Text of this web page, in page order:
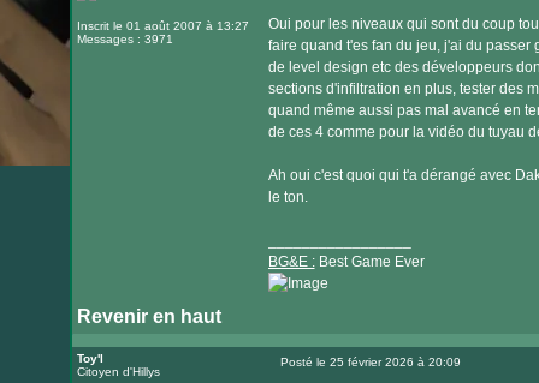
Inscrit le 01 août 2007 à 13:27
Messages : 3971
Oui pour les niveaux qui sont du coup
faire quand t'es fan du jeu, j'ai du passer
de level design etc des développeurs
sections d'infiltration en plus, tester des
quand même aussi pas mal avancé en
de ces 4 comme pour la vidéo du tuyau
Ah oui c'est quoi qui t'a dérangé avec
le ton.
BG&E :Best Game Ever
Revenir en haut
le
Toy'l
Citoyen d'Hillys
Posté le 25 février 2026 à 20:09